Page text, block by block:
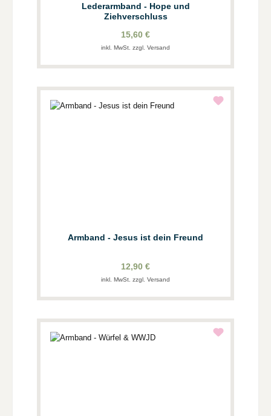
Lederarmband - Hope und
Ziehverschluss
15,60 €
inkl. MwSt. zzgl. Versand
Armband - Jesus ist dein Freund
12,90 €
inkl. MwSt. zzgl. Versand